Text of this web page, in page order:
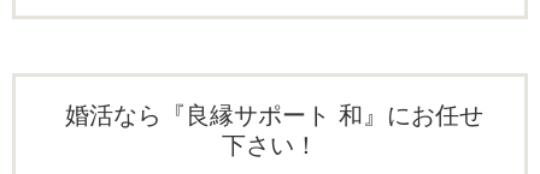
婚活なら『良縁サポート 和』にお任せ
下さい！